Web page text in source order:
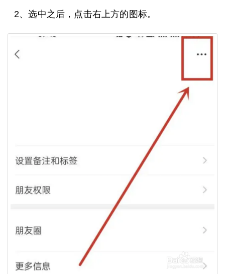
2、选中之后，点击右上方的图标。